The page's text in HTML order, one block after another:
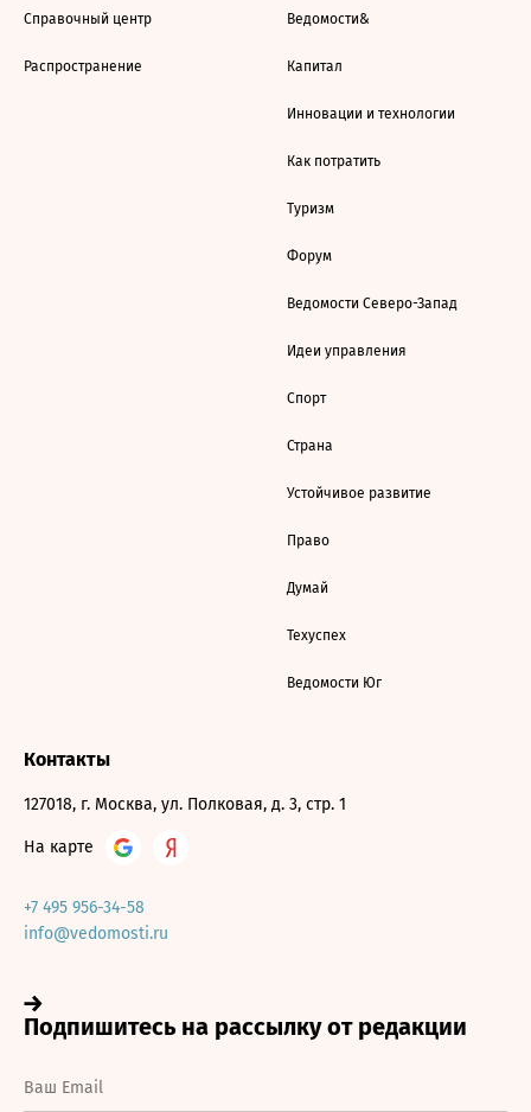
Справочный центр
Распространение
Ведомости&
Капитал
Инновации и технологии
Как потратить
Туризм
Форум
Ведомости Северо-Запад
Идеи управления
Спорт
Страна
Устойчивое развитие
Право
Думай
Техуспех
Ведомости Юг
Контакты
127018, г. Москва, ул. Полковая, д. 3, стр. 1
На карте
+7 495 956-34-58
info@vedomosti.ru